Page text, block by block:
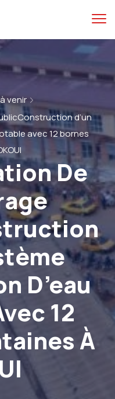
venir
d’un
avec 12 bornes
De
D’eau
12
À